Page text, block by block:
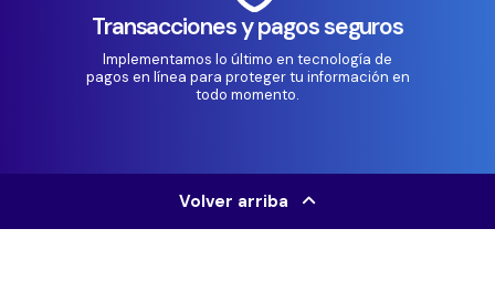
Transacciones y pagos seguros
Implementamos lo último en tecnología de
pagos en línea para proteger tu información en
todo momento.
Volver arriba